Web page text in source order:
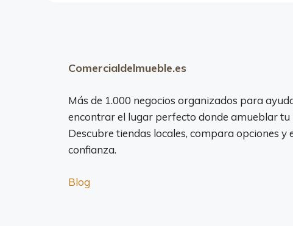
Comercialdelmueble.es
Más de 1.000 negocios organizados para
encontrar el lugar perfecto donde amueblar tu
Descubre tiendas locales, compara opciones y
confianza.
Blog